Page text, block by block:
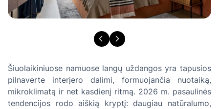
Šiuolaikiniuose namuose langų uždangos yra tapusios
pilnaverte interjero dalimi, formuojančia nuotaiką,
mikroklimatą ir net kasdienį ritmą. 2026 m. pasaulinės
tendencijos rodo aiškią kryptį: daugiau natūralumo,